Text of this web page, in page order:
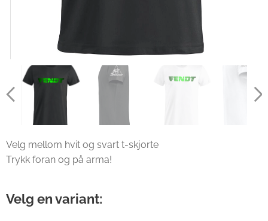
Velg mellom hvit og svart t-skjorte
Trykk foran og på arma!
Velg en variant: